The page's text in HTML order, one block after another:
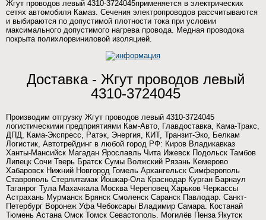
Жгут проводов левый 4310-3724045применяется в электрических
сетях автомобиля Камаз. Сечения электропроводов рассчитываются
и выбираются по допустимой плотности тока при условии
максимального допустимого нагрева провода. Медная проводока
покрыта полихлорвиниловой изоляцией.
Доставка - Жгут проводов левый
4310-3724045
Производим отгрузку Жгут проводов левый 4310-3724045
логистическими предприятиями Кам-Авто, Главдоставка, Кама-Тракс,
ДПД, Кама-Экспресс, Ратэк, Энергия, КИТ, Транзит-Эко, Белкам
Логистик, Автотрейдинг в любой город РФ: Киров Владикавказ
Ханты-Мансийск Магадан Ярославль Чита Ижевск Подольск Тамбов
Липецк Сочи Тверь Братск Сумы Волжский Рязань Кемерово
Хабаровск Нижний Новгород Гомель Архангельск Симферополь
Ставрополь Стерлитамак Йошкар-Ола Краснодар Курган Барнаул
Таганрог Тула Махачкала Москва Череповец Харьков Черкассы
Астрахань Мурманск Брянск Смоленск Саранск Павлодар. Санкт-
Петербург Воронеж Уфа Чебоксары Владимир Самара. Костанай
Тюмень Астана Омск Томск Севастополь. Могилёв Пенза Якутск